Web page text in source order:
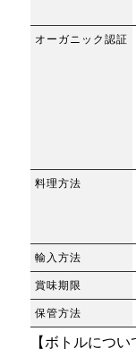
オーガニック認証
料理方法
輸入方法
賞味期限
保管方法
【ボトルにつ